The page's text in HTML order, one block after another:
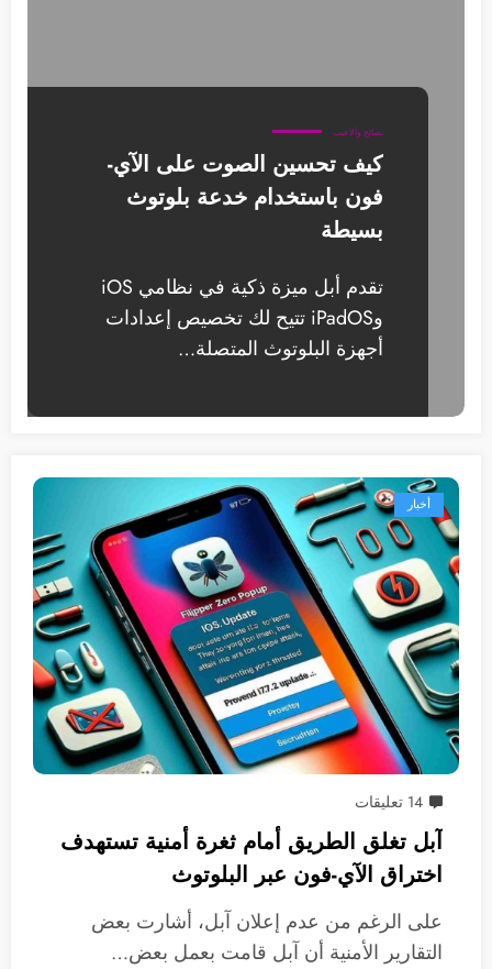
نصائح وألاعيب
كيف تحسين الصوت على الآي-
فون باستخدام خدعة بلوتوث
بسيطة
تقدم أبل ميزة ذكية في نظامي iOS
وiPadOS تتيح لك تخصيص إعدادات
أجهزة البلوتوث المتصلة…
أخبار
14 تعليقات
آبل تغلق الطريق أمام ثغرة أمنية تستهدف
اختراق الآي-فون عبر البلوتوث
على الرغم من عدم إعلان آبل، أشارت بعض
التقارير الأمنية أن آبل قامت بعمل بعض…